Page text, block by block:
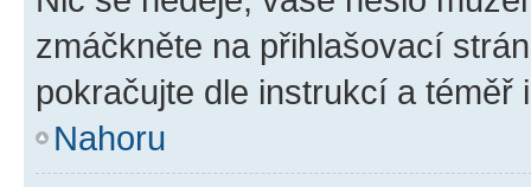
zmáčkněte na přihlašovací
pokračujte dle instrukcí a téměř
Nahoru